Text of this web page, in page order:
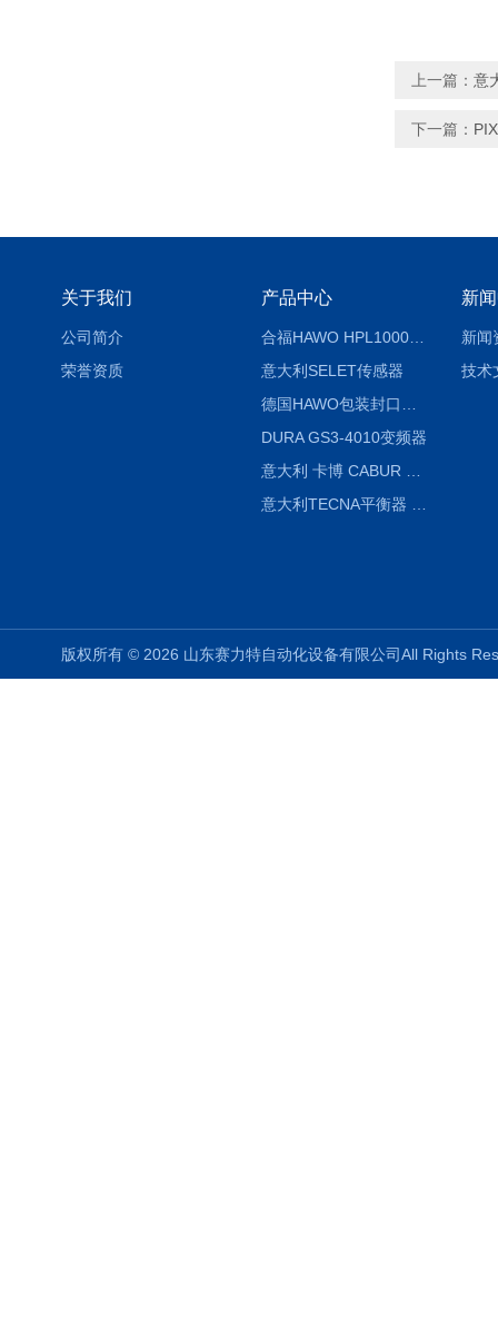
上一篇： 意
下一篇：
关于我们
公司简介
荣誉资质
产品中心
合福HAWO HPL1000AS封口机
意大利SELET传感器
DURA GS3-4010变频器
新
新闻
技术
版权所有 © 2026 山东赛力特自动化设备有限公司All Rights